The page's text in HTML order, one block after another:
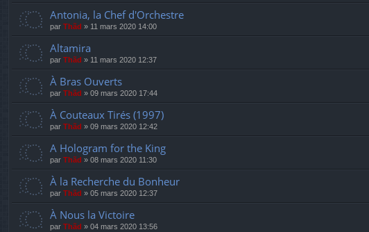
Antonia, la Chef d'Orchestre
par Thãd » 11 mars 2020 14:00
Altamira
par Thãd » 11 mars 2020 12:37
À Bras Ouverts
par Thãd » 09 mars 2020 17:44
À Couteaux Tirés (1997)
par Thãd » 09 mars 2020 12:42
A Hologram for the King
par Thãd » 08 mars 2020 11:30
À la Recherche du Bonheur
par Thãd » 05 mars 2020 12:37
À Nous la Victoire
par Thãd » 04 mars 2020 13:56